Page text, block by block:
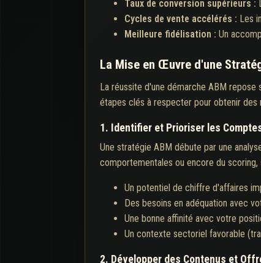
Taux de conversion supérieurs :
Cycles de vente accélérés : Les
Meilleure fidélisation : Un
La Mise en Œuvre d'une
La réussite d'une démarche ABM
étapes clés à respecter pour obtenir des
1. Identifier et Prioriser les
Une stratégie ABM débute par une
comportementales ou encore du
Un potentiel de chiffre d'affaires
Des besoins en adéquation avec
Une bonne affinité avec votre
Un contexte sectoriel favorable
2. Développer des Contenus et